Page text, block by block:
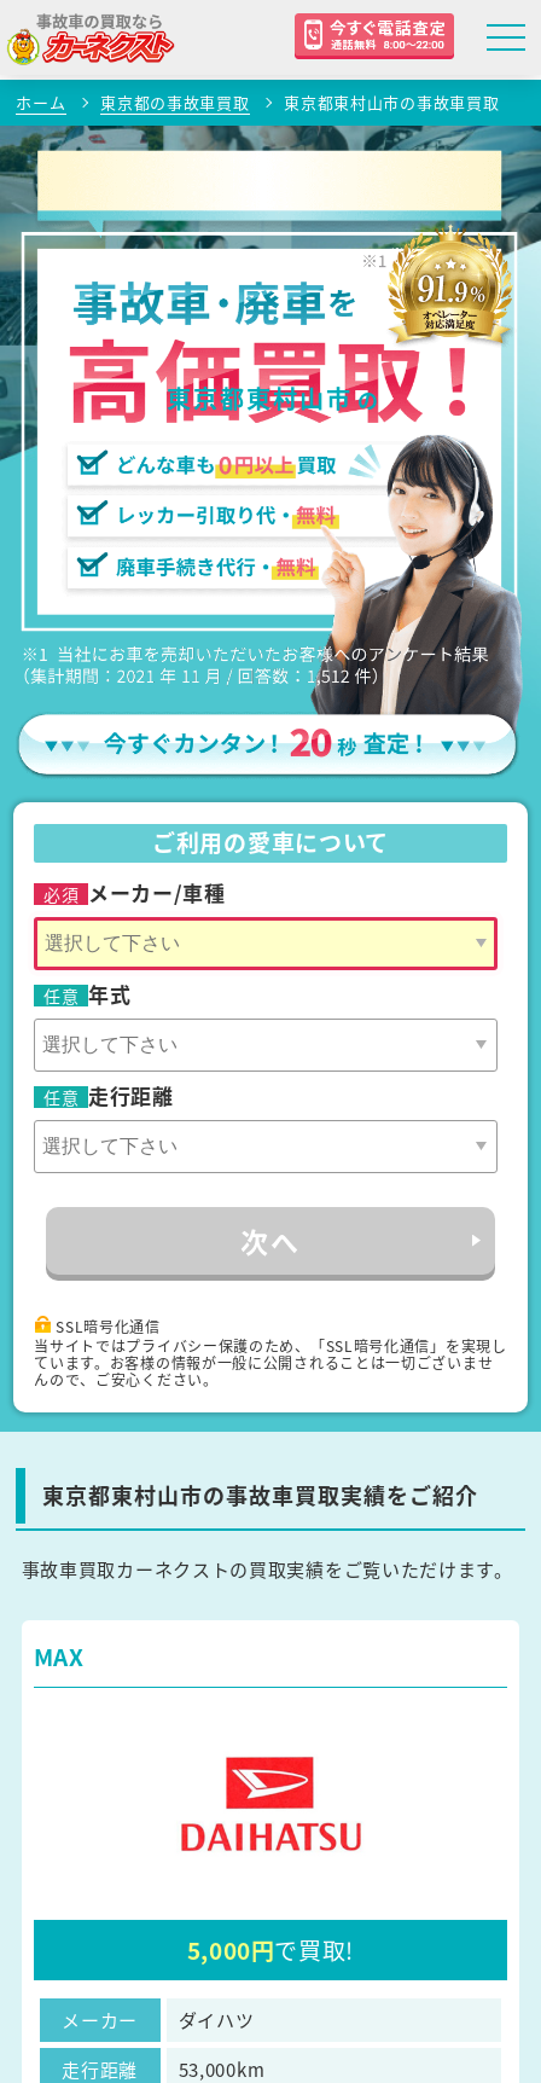
ホーム 東京都の事故車買取 東京都東村山市の事故車買取
東京都東村山市の
ご利用の愛車について
必須 メーカー/車種
任意 年式
任意 走行距離
次へ
SSL暗号化通信
当サイトではプライバシー保護のため、「SSL暗号化通信」を実現し
ています。お客様の情報が一般に公開されることは一切ございませ
んので、ご安心ください。
東京都東村山市の事故車買取実績をご紹介
事故車買取カーネクストの買取実績をご覧いただけます。
MAX
5,000円で買取!
メーカー
ダイハツ
走行距離
53,000km